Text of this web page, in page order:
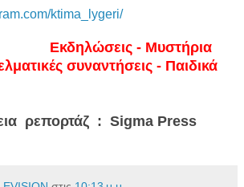
ktima_lygeri/
Εκδηλώσεις - Μυστήρια
συναντήσεις - Παιδικά
: Sigma Press